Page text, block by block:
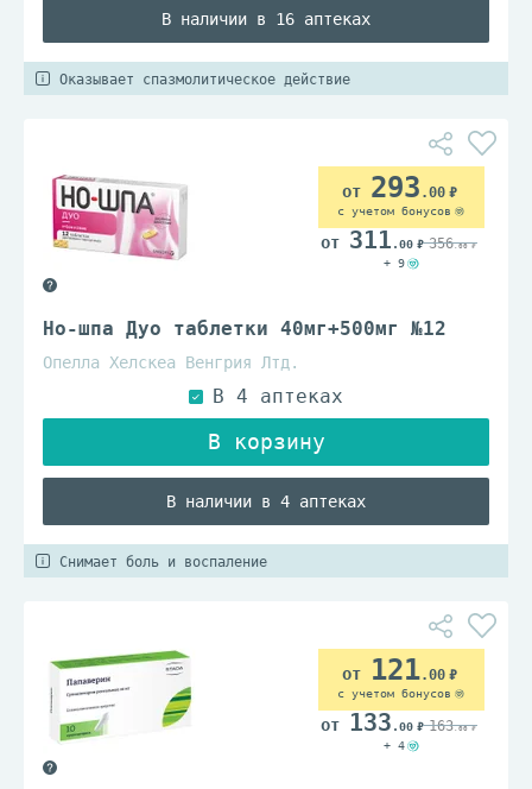
В наличии в 16 аптеках
Оказывает спазмолитическое действие
Но-шпа Дуо таблетки 40мг+500мг №12
Опелла Хелскеа Венгрия Лтд.
В наличии в 4 аптеках
293 .00
с учетом бонусов
311 .00 356.00
+ 9
Снимает боль и воспаление
121.00
с учетом бонусов
133 .00 163.00
+ 4